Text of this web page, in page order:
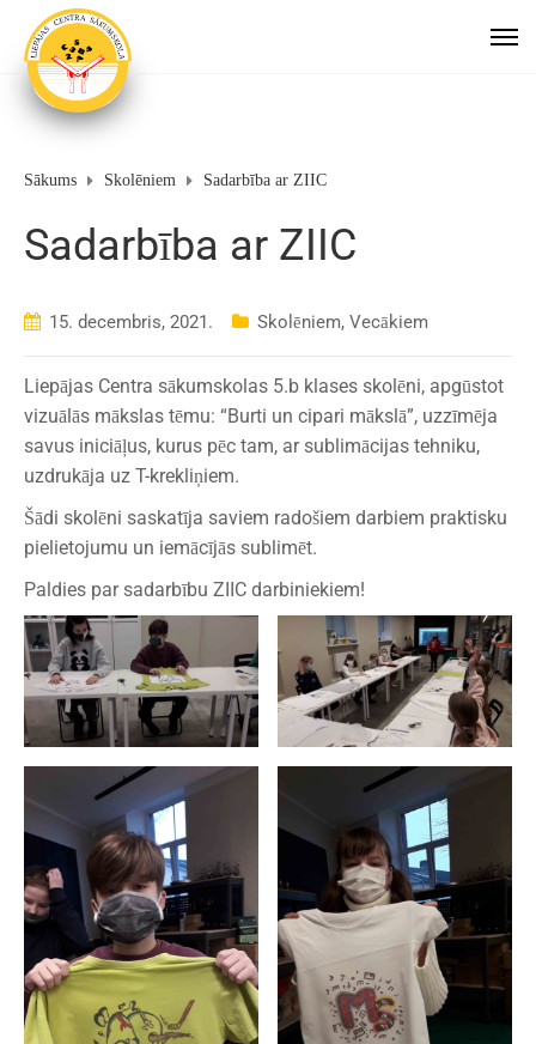
Sākums Skolēniem Sadarbība ar ZIIC
Sadarbība ar ZIIC
15. decembris, 2021. Skolēniem, Vecākiem
Liepājas Centra sākumskolas 5.b klases skolēni, apgūstot
vizuālās mākslas tēmu: “Burti un cipari mākslā”, uzzīmēja
savus iniciāļus, kurus pēc tam, ar sublimācijas tehniku,
uzdrukāja uz T-krekliņiem.
Šādi skolēni saskatīja saviem radošiem darbiem praktisku
pielietojumu un iemācījās sublimēt.
Paldies par sadarbību ZIIC darbiniekiem!